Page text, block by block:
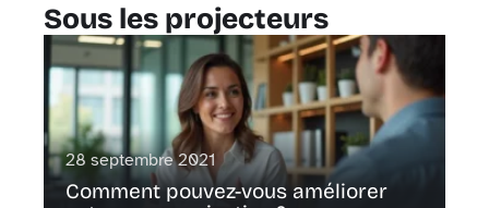
Sous les projecteurs
28 septembre 2021
Comment pouvez-vous améliorer